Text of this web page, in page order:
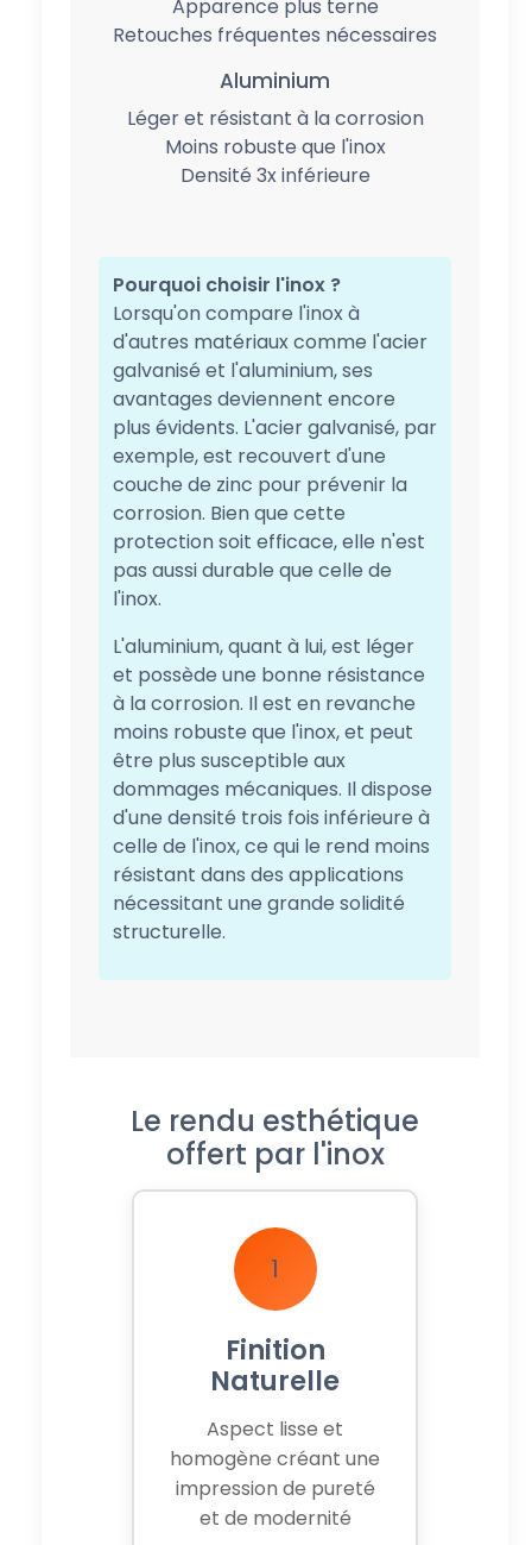
Apparence plus terne
Retouches fréquentes nécessaires
Aluminium
Léger et résistant à la corrosion
Moins robuste que l'inox
Densité 3x inférieure
Pourquoi choisir l'inox ?
Lorsqu'on compare l'inox à
d'autres matériaux comme l'acier
galvanisé et l'aluminium, ses
avantages deviennent encore
plus évidents. L'acier galvanisé, par
exemple, est recouvert d'une
couche de zinc pour prévenir la
corrosion. Bien que cette
protection soit efficace, elle n'est
pas aussi durable que celle de
l'inox.
L'aluminium, quant à lui, est léger
et possède une bonne résistance
à la corrosion. Il est en revanche
moins robuste que l'inox, et peut
être plus susceptible aux
dommages mécaniques. Il dispose
d'une densité trois fois inférieure à
celle de l'inox, ce qui le rend moins
résistant dans des applications
nécessitant une grande solidité
structurelle.
Le rendu esthétique
offert par l'inox
1
Finition
Naturelle
Aspect lisse et
homogène créant une
impression de pureté
et de modernité